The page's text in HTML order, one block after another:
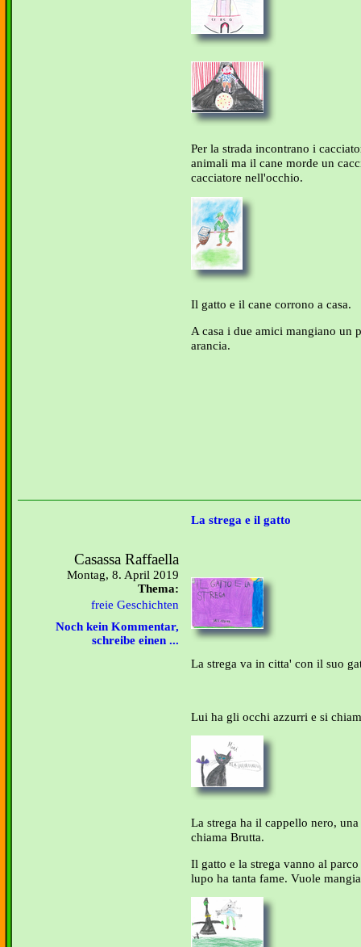
Per la strada incontrano i
animali ma il cane morde un
cacciatore nell'occhio.
Il gatto e il cane corrono a casa.
A casa i due amici mangiano un
arancia.
La strega e il gatto
Casassa Raffaella
Montag, 8. April 2019
Thema:
freie Geschichten
Noch kein Kommentar,
schreibe einen ...
La strega va in citta' con il suo
Lui ha gli occhi azzurri e si
La strega ha il cappello nero,
chiama Brutta.
Il gatto e la strega vanno al
lupo ha tanta fame. Vuole